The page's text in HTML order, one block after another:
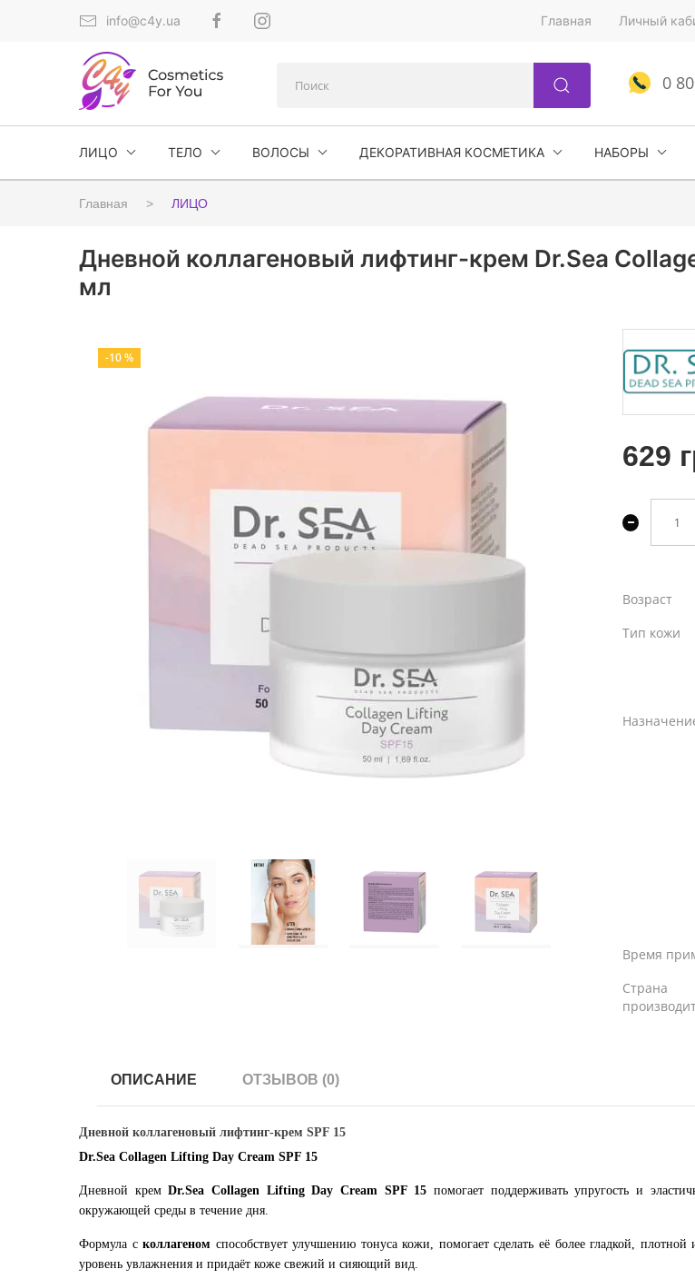
info@c4y.ua Главная Личный
0
ЛИЦО ТЕЛО ВОЛОСЫ ДЕКОРАТИВНАЯ КОСМЕТИКА НАБОРЫ
Главная ЛИЦО
Дневной коллагеновый лифтинг-крем Dr.Sea
мл
-10 %
629
Возраст
Тип кожи
Время
Страна
ОПИСАНИЕ ОТЗЫВОВ (0)
Дневной коллагеновый лифтинг-крем SPF 15
Dr.Sea Collagen Lifting Day Cream SPF 15
Дневной кремDr.Sea Collagen Lifting Day Cream SPF 15 помогает поддерживать упругость и
окружающей среды в течение дня.
Формула сколлагеном способствует улучшению тонуса кожи, помогает сделать её более гладкой,
уровень увлажнения и придаёт коже свежий и сияющий вид.